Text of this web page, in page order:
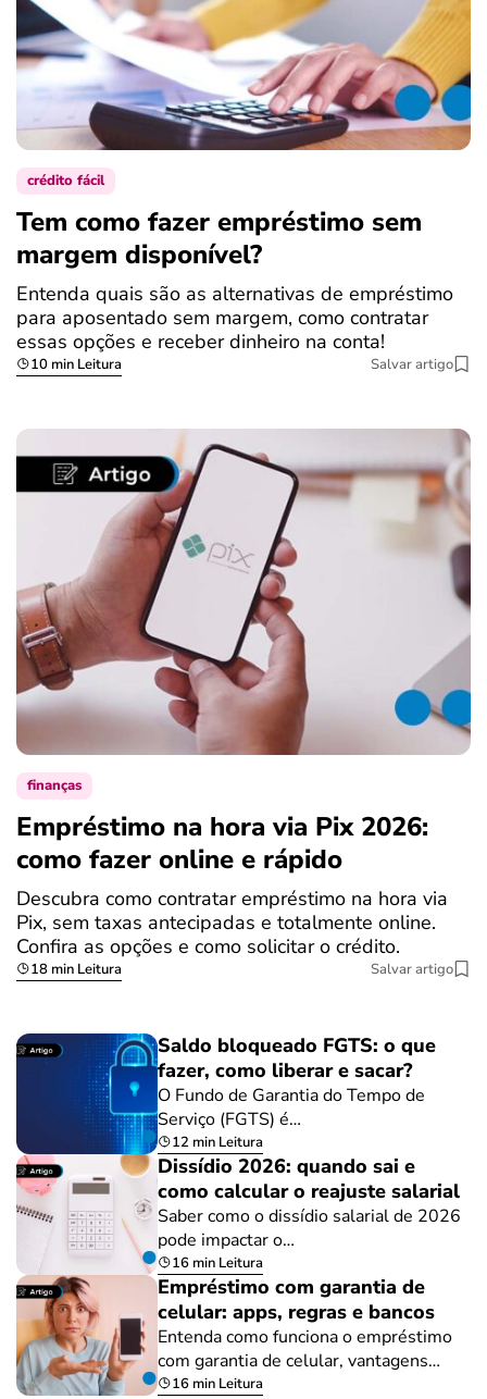
crédito fácil
Tem como fazer empréstimo sem
margem disponível?
Entenda quais são as alternativas de empréstimo
para aposentado sem margem, como contratar
essas opções e receber dinheiro na conta!
10 min Leitura Salvar artigo
finanças
Empréstimo na hora via Pix 2026:
como fazer online e rápido
Descubra como contratar empréstimo na hora via
Pix, sem taxas antecipadas e totalmente online.
Confira as opções e como solicitar o crédito.
18 min Leitura Salvar artigo
Saldo bloqueado FGTS: o que
fazer, como liberar e sacar?
O Fundo de Garantia do Tempo de
Serviço (FGTS) é…
12 min Leitura
Dissídio 2026: quando sai e
como calcular o reajuste salarial
Saber como o dissídio salarial de 2026
pode impactar o…
16 min Leitura
Empréstimo com garantia de
celular: apps, regras e bancos
Entenda como funciona o empréstimo
com garantia de celular, vantagens…
16 min Leitura